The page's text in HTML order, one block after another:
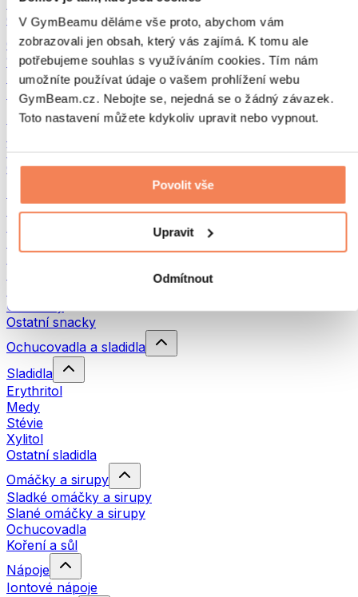
V GymBeamu děláme vše proto, abychom vám
zobrazovali jen obsah, který vás zajímá. K tomu ale
potřebujeme souhlas s využíváním cookies. Tím nám
umožníte používat údaje o vašem prohlížení webu
GymBeam.cz. Nebojte se, nejedná se o žádný závazek.
Toto nastavení můžete kdykoliv upravit nebo vypnout.
Povolit vše
Upravit
Odmítnout
Luštěniny
Ostatní fitness jídlo
Ořechová másla
100% ořechová másla
Sladká ořechová másla
Proteinová ořechová másla
Superpotraviny
Vláknina
Ostatní superpotraviny
Proteinové tyčinky
Proteinové čipsy a krekry
Čokolády
Ostatní snacky
Ochucovadla a sladidla
Sladidla
Erythritol
Medy
Stévie
Xylitol
Ostatní sladidla
Omáčky a sirupy
Sladké omáčky a sirupy
Slané omáčky a sirupy
Ochucovadla
Koření a sůl
Nápoje
Iontové nápoje